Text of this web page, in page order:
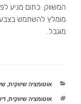
המשווק: כתום מניע
מומלץ להשתמש
מוגבל.
קטגוריות
אוטומציה שיווקית,
תגיות
אוטומציה שיווקית,